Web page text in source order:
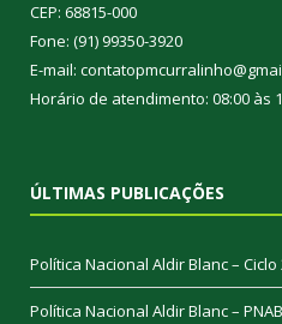
CEP: 68815-000
Fone: (91) 99350-3920
E-mail:
Horário de atendimento: 08:00 às
ÚLTIMAS PUBLICAÇÕES
Política Nacional Aldir Blanc – Ciclo
Política Nacional Aldir Blanc – PNAB